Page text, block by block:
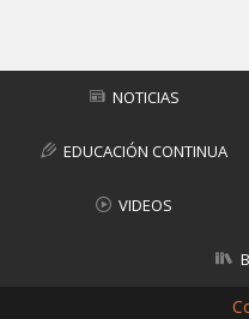
NOTICIAS
EDUCACIÓN CONTINUA
VIDEOS